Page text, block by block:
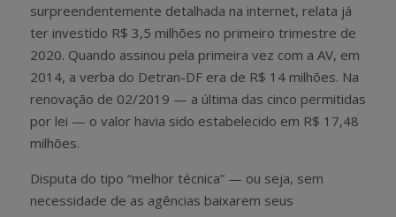
surpreendentemente detalhada na internet, relata já
ter investido R$ 3,5 milhões no primeiro trimestre de
2020. Quando assinou pela primeira vez com a AV, em
2014, a verba do Detran-DF era de R$ 14 milhões. Na
renovação de 02/2019 — a última das cinco permitidas
por lei — o valor havia sido estabelecido em R$ 17,48
milhões.
Disputa do tipo “melhor técnica” — ou seja, sem
necessidade de as agências baixarem seus